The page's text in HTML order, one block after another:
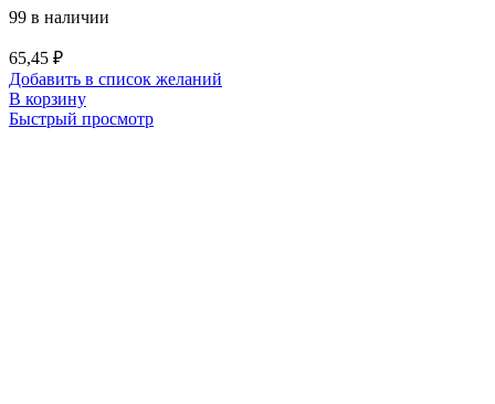
99 в наличии
65,45 ₽
Добавить в список желаний
В корзину
Быстрый просмотр